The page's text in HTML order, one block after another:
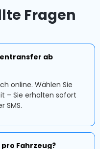
Fragen
ab
online. Wählen Sie
– Sie erhalten sofort
SMS.
Fahrzeug?